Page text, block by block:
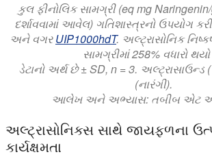
કુલ ફીનોલિક સામગ્રી (eq mg
દર્શાવવામાં આવેલ) ગતિશાસ્ત્રનો ઉપયોગ
અને વગરUIP1000hdT. અલ્ટ્રાસોનિક
સામગ્રીમાં 258% વધારો
ડેટાનો અર્થ છે ± SD, n = 3. અલ્ટ્રાસાઉન્ડ
(નારંગી).
આલેખ અને અભ્યાસ: તબીબ એટ
અલ્ટ્રાસોનિક્સ સાથે જાયફળના
કાર્યક્ષમતા